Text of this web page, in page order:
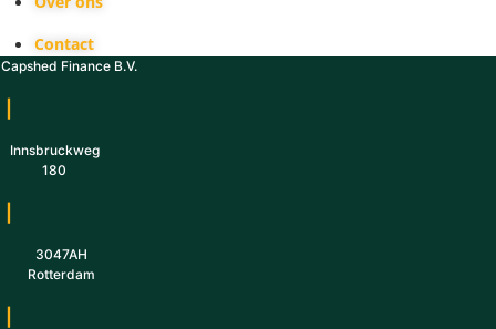
Contact
Capshed Finance B.V.
Innsbruckweg
180
3047AH
Rotterdam